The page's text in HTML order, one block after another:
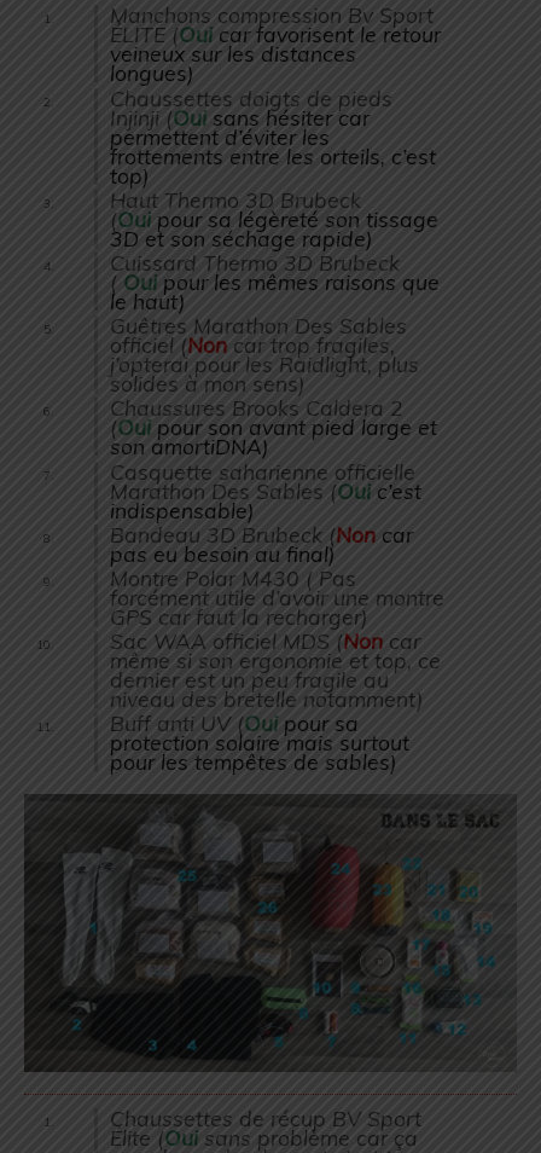
Manchons compression Bv Sport
ÉLITE (Oui car favorisent le retour
veineux sur les distances
longues)
Chaussettes doigts de pieds
Injinji (Ouisans hésiter car
permettent d’éviter les
frottements entre les orteils, c’est
top)
Haut Thermo 3D Brubeck
(Oui pour sa légèreté son tissage
3D et son séchage rapide)
Cuissard Thermo 3D Brubeck
( Oui pour les mêmes raisons que
le haut)
Guêtres Marathon Des Sables
officiel (Non car trop fragiles,
j’opterai pour les Raidlight, plus
solides à mon sens)
Chaussures Brooks Caldera 2
(Oui pour son avant pied large et
son amortiDNA)
Casquette saharienne officielle
Marathon Des Sables (Oui c’est
indispensable)
Bandeau 3D Brubeck (Non car
pas eu besoin au final)
Montre Polar M430 ( Pas
forcément utile d’avoir une montre
GPS car faut la recharger)
Sac WAA officiel MDS (Non car
même si son ergonomie et top, ce
dernier est un peu fragile au
niveau des bretelle notamment)
Buff anti UV (Oui pour sa
protection solaire mais surtout
pour les tempêtes de sables)
Chaussettes de récup BV Sport
Élite (Oui sans problème car ça